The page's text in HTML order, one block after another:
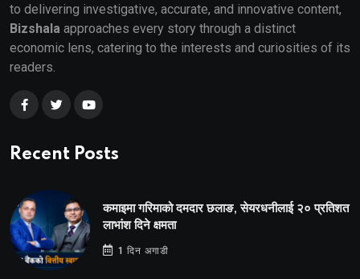
to delivering investigative, accurate, and innovative content,
Bizshala approaches every story through a distinct
economic lens, catering to the interests and curiosities of its
readers.
Recent Posts
कमाइमा गरिमाको दमदार छलाङ, सेयरधनीलाई २० प्रतिशत
लाभांश दिने क्षमता
1 दिन अगाडी